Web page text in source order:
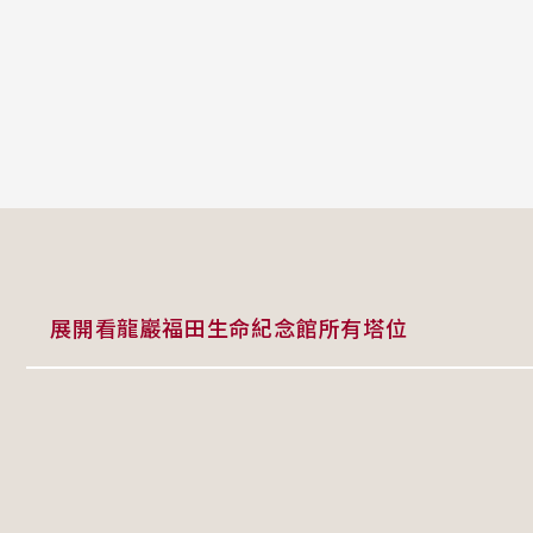
展開看龍巖福田生命紀念館所有塔位